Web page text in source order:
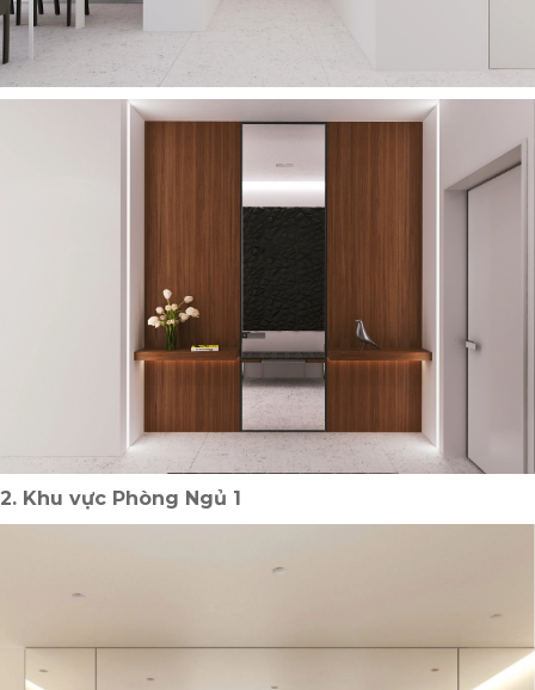
2. Khu vực Phòng Ngủ 1